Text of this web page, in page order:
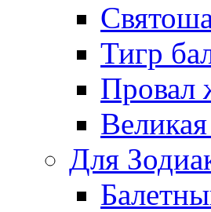
Тигр
Провал
Для